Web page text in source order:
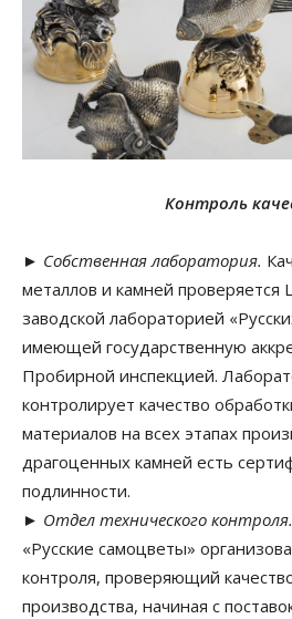
Контроль
► Собственная лаборатория.
металлов и камней проверяется
заводской лабораторией
имеющей государственную
Пробирной инспекцией.
контролирует качество
материалов на всех этапах
драгоценных камней есть
подлинности.
► Отдел технического контроля.
«Русские самоцветы»
контроля, проверяющий
производства, начиная с